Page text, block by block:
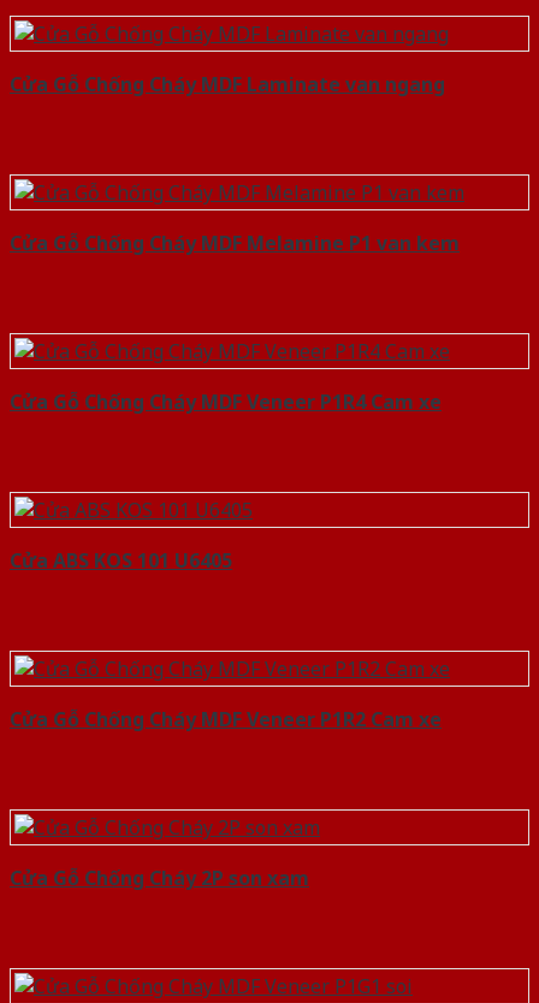
Cửa Gỗ Chống Cháy MDF Laminate van ngang
Cửa Gỗ Chống Cháy MDF Melamine P1 van kem
Cửa Gỗ Chống Cháy MDF Veneer P1R4 Cam xe
Cửa ABS KOS 101 U6405
Cửa Gỗ Chống Cháy MDF Veneer P1R2 Cam xe
Cửa Gỗ Chống Cháy 2P son xam